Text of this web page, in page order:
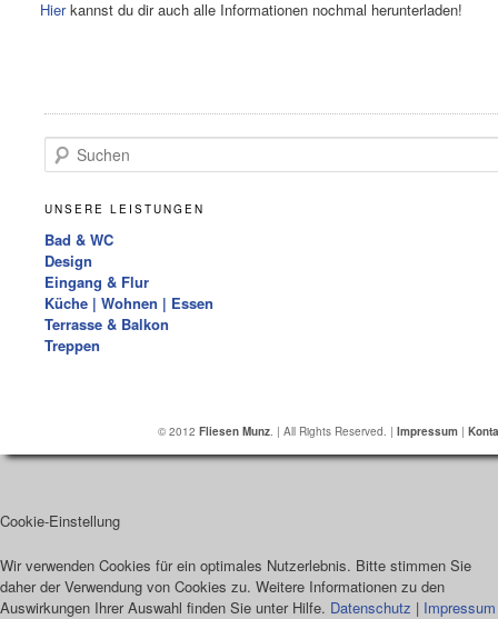
Hierkannst du dir auch alle Informationen nochmal herunterladen!
Suchen
UNSERE LEISTUNGEN
Bad & WC
Design
Eingang & Flur
Küche | Wohnen | Essen
Terrasse & Balkon
Treppen
© 2012 Fliesen Munz . | All Rights Reserved. | Impressum |
Cookie-Einstellung
Wir verwenden Cookies für ein optimales Nutzerlebnis. Bitte stimmen Sie
daher der Verwendung von Cookies zu. Weitere Informationen zu den
Auswirkungen Ihrer Auswahl finden Sie unter Hilfe. Datenschutz | Impressum